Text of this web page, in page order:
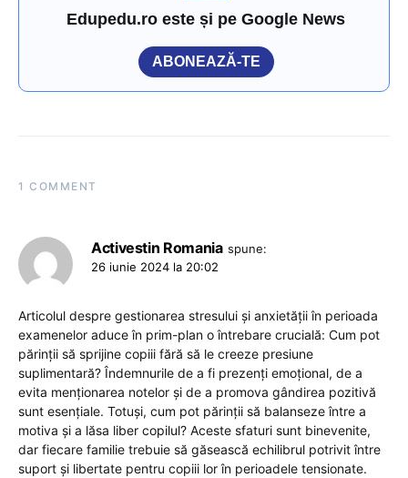
Edupedu.ro este și pe Google News
ABONEAZĂ-TE
1 COMMENT
Activestin Romania spune:
26 iunie 2024 la 20:02
Articolul despre gestionarea stresului și anxietății în perioada
examenelor aduce în prim-plan o întrebare crucială: Cum pot
părinții să sprijine copiii fără să le creeze presiune
suplimentară? Îndemnurile de a fi prezenți emoțional, de a
evita menționarea notelor și de a promova gândirea pozitivă
sunt esențiale. Totuși, cum pot părinții să balanseze între a
motiva și a lăsa liber copilul? Aceste sfaturi sunt binevenite,
dar fiecare familie trebuie să găsească echilibrul potrivit între
suport și libertate pentru copiii lor în perioadele tensionate.